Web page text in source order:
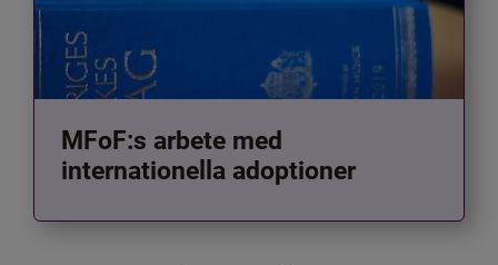
MFoF:s arbete med
internationella adoptioner